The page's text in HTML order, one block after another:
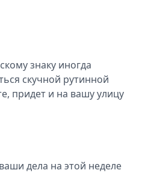
знаку иногда
скучной рутинной
придет и на вашу улицу
дела на этой неделе